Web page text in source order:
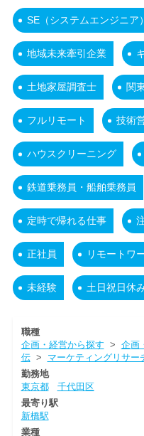
SE（システムエンジニア）
地域未来牽引企業
土地家屋調査士 関
フルリモート 技術
ハウスクリーニング
鉄道乗務員・船舶乗務員
定時で帰れる仕事
正社員 リモートワ
未経験 土日祝日休
職種
企画・経営から探す > 企画
伝> マーケティングリサー
勤務地
東京都
千代田区
最寄り駅
新橋駅
業種